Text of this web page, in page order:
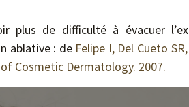
plus de difficulté à évacuer
ablative : deFelipe I, Del Cueto
Cosmetic Dermatology. 2007.